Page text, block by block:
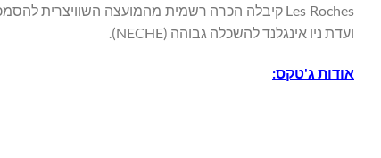
ועדת ניו אינגלנד להשכלה גבוהה (NECHE).
אודות ג'טקס: